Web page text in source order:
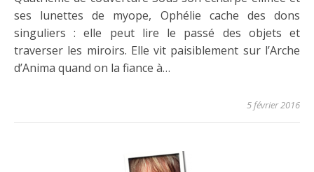
ses lunettes de myope, Ophélie cache des dons
singuliers : elle peut lire le passé des objets et
traverser les miroirs. Elle vit paisiblement sur l’Arche
d’Anima quand on la fiance à…
5 février 2016